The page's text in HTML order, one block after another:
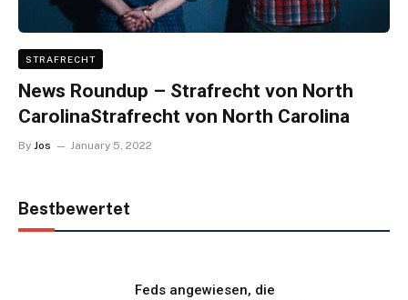
STRAFRECHT
News Roundup – Strafrecht von North
CarolinaStrafrecht von North Carolina
By Jos January 5, 2022
Bestbewertet
Feds angewiesen, die